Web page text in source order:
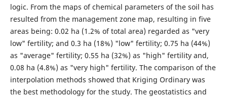
logic. From the maps of chemical parameters of the soil has
resulted from the management zone map, resulting in five
areas being: 0.02 ha (1.2% of total area) regarded as "very
low" fertility; and 0.3 ha (18%) "low" fertility; 0.75 ha (44%)
as "average" fertility; 0.55 ha (32%) as "high" fertility and,
0.08 ha (4.8%) as "very high" fertility. The comparison of the
interpolation methods showed that Kriging Ordinary was
the best methodology for the study. The geostatistics and